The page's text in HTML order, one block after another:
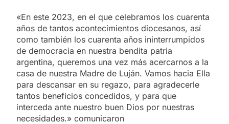
«En este 2023, en el que celebramos los cuarenta
años de tantos acontecimientos diocesanos, así
como también los cuarenta años ininterrumpidos
de democracia en nuestra bendita patria
argentina, queremos una vez más acercarnos a la
casa de nuestra Madre de Luján. Vamos hacia Ella
para descansar en su regazo, para agradecerle
tantos beneficios concedidos, y para que
interceda ante nuestro buen Dios por nuestras
necesidades.» comunicaron